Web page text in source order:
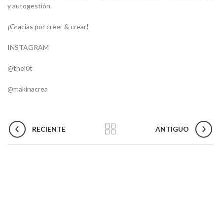
y autogestión.
¡Gracias por creer & crear!
INSTAGRAM
@thel0t
@makinacrea
RECIENTE ANTIGUO